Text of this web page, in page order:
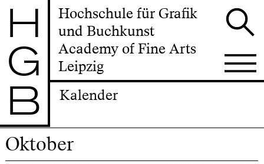
H
G
B
Hochschule für Grafik
und Buchkunst
Academy of Fine Arts
Leipzig
Kalender
Oktober